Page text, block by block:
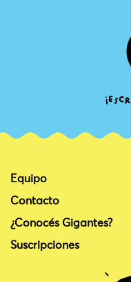
Equipo
Contacto
¿Conocés Gigantes?
Suscripciones